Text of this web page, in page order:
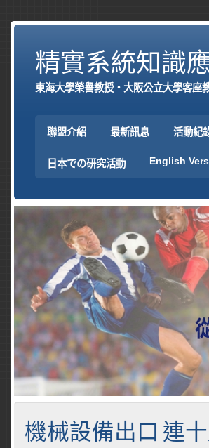
精實系統知識
東海大學榮譽教授‧大阪公立大學客座
聯盟介紹 最新訊息 活動紀
日本での研究活動 English
機械設備出口 連